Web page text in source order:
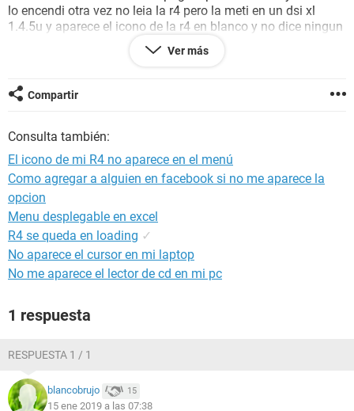
lo encendi otra vez no leia la r4 pero la meti en un dsi xl
1.4.5u y aparece el icono de la r4 en blanco y no dice ningun
nombre y no la puedo abrir porque el dsi xl no es compatible
con la r4 que paso? se puede reparar? ayudenme
Ver más
Compartir
Consulta también:
El icono de mi R4 no aparece en el menú
Como agregar a alguien en facebook si no me aparece la
opcion
Menu desplegable en excel
R4 se queda en loading ✓
No aparece el cursor en mi laptop
No me aparece el lector de cd en mi pc
1 respuesta
RESPUESTA 1 / 1
blancobrujo 15
15 ene 2019 a las 07:38